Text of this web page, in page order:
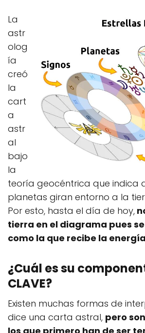
La
astr
olog
ía
creó
la
cart
a
astr
al
bajo
la
teoría geocéntrica que indica
planetas giran entorno a la
Por esto, hasta el día de hoy,
tierra en el diagrama pues
como la que recibe la
¿Cuál es su
CLAVE?
Existen muchas formas de
dice una carta astral, pero